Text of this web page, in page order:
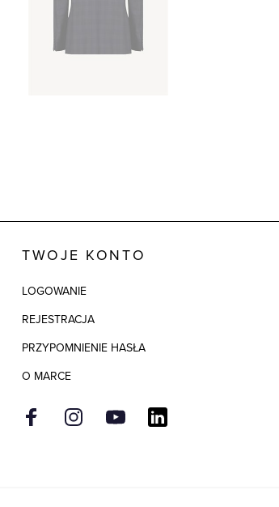
TWOJE KONTO
LOGOWANIE
REJESTRACJA
PRZYPOMNIENIE HASŁA
O MARCE